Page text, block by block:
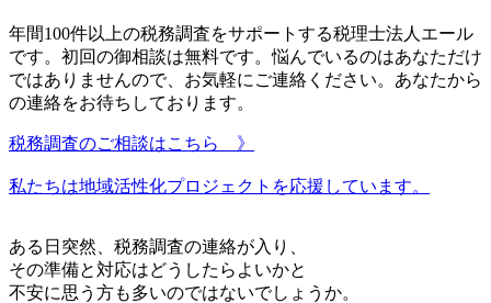
年間100件以上の税務調査をサポートする税理士法人エール
です。初回の御相談は無料です。悩んでいるのはあなただけ
ではありませんので、お気軽にご連絡ください。あなたから
の連絡をお待ちしております。
税務調査のご相談はこちら 》
私たちは地域活性化プロジェクトを応援しています。
ある日突然、税務調査の連絡が入り、
その準備と対応はどうしたらよいかと
不安に思う方も多いのではないでしょうか。